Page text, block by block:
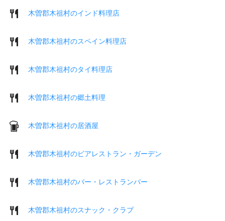
木曽郡木祖村のインド料理店
木曽郡木祖村のスペイン料理店
木曽郡木祖村のタイ料理店
木曽郡木祖村の郷土料理
木曽郡木祖村の居酒屋
木曽郡木祖村のビアレストラン・ガーデン
木曽郡木祖村のバー・レストランバー
木曽郡木祖村のスナック・クラブ